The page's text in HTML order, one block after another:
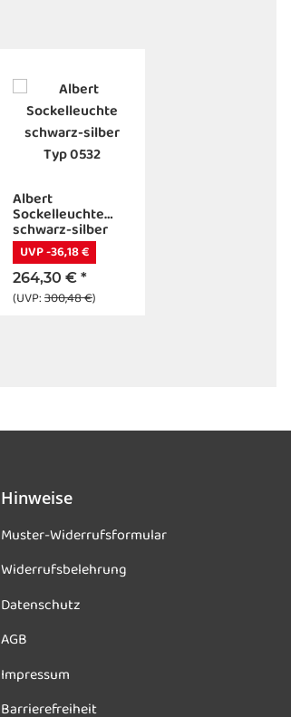
Albert
Sockelleuchte
schwarz-silber
Typ 0532
UVP -36,18 €
264,30 € *
(UVP:300,48 €)
Hinweise
Muster-Widerrufsformular
Widerrufsbelehrung
Datenschutz
AGB
Impressum
Barrierefreiheit